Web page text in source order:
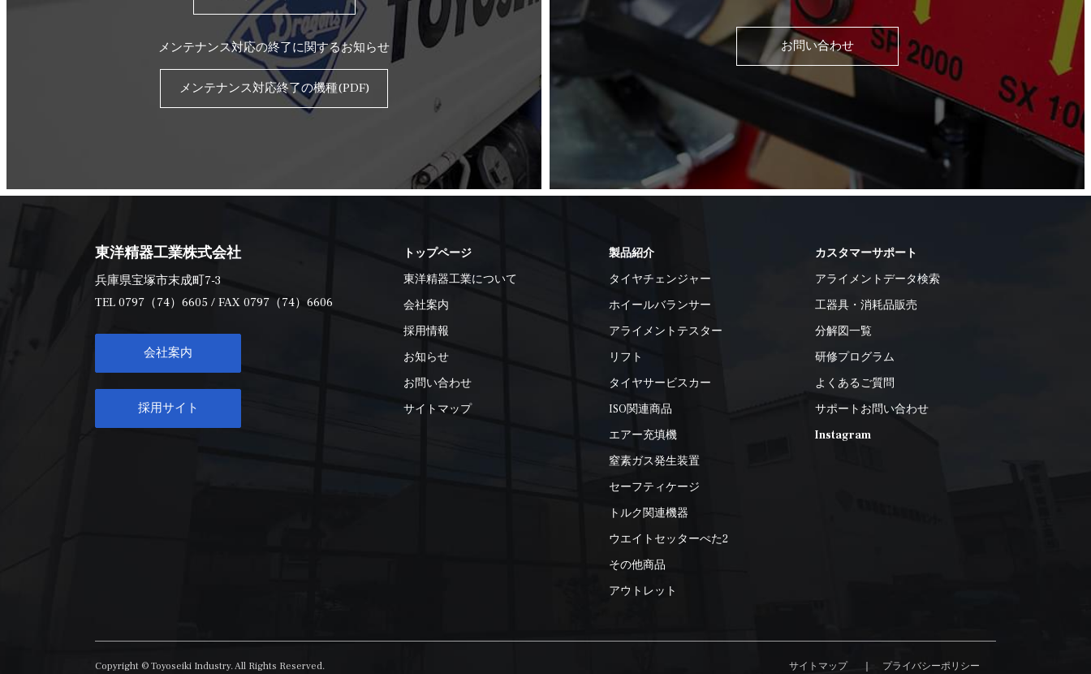
メンテナンス対応の終了に関するお知らせ
メンテナンス対応終了の機種(PDF)
お問い合わせ
東洋精器工業株式会社
兵庫県宝塚市末成町7-3
TEL 0797（74）6605 / FAX 0797（74）6606
会社案内
採用サイト
トップページ
東洋精器工業について
会社案内
採用情報
お知らせ
お問い合わせ
サイトマップ
製品紹介
タイヤチェンジャー
ホイールバランサー
アライメントテスター
リフト
タイヤサービスカー
ISO関連商品
エアー充填機
窒素ガス発生装置
セーフティケージ
トルク関連機器
ウエイトセッターぺた2
その他商品
アウトレット
カスタマーサポート
アライメントデータ検索
工器具・消耗品販売
分解図一覧
研修プログラム
よくあるご質問
サポートお問い合わせ
Instagram
サイトマップ プライバシーポリシー
Copyright © Toyoseiki Industry. All Rights Reserved.